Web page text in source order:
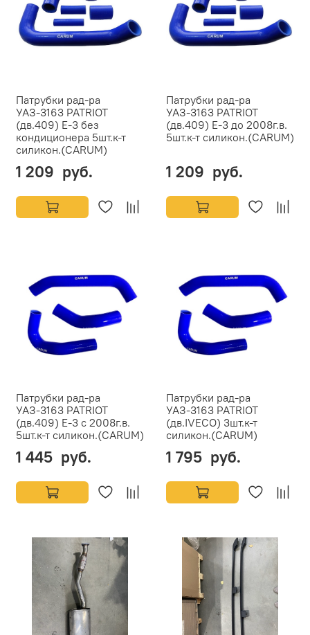
Патрубки рад-ра
УАЗ-3163 PATRIOT
(дв.409) Е-3 без
кондиционера 5шт.к-т
силикон.(CARUM)
1 209 руб.
Патрубки рад-ра
УАЗ-3163 PATRIOT
(дв.409) Е-3 до 2008г.в.
5шт.к-т силикон.(CARUM)
1 209 руб.
Патрубки рад-ра
УАЗ-3163 PATRIOT
(дв.409) Е-3 с 2008г.в.
5шт.к-т силикон.(CARUM)
1 445 руб.
Патрубки рад-ра
УАЗ-3163 PATRIOT
(дв.IVECO) 3шт.к-т
силикон.(CARUM)
1 795 руб.